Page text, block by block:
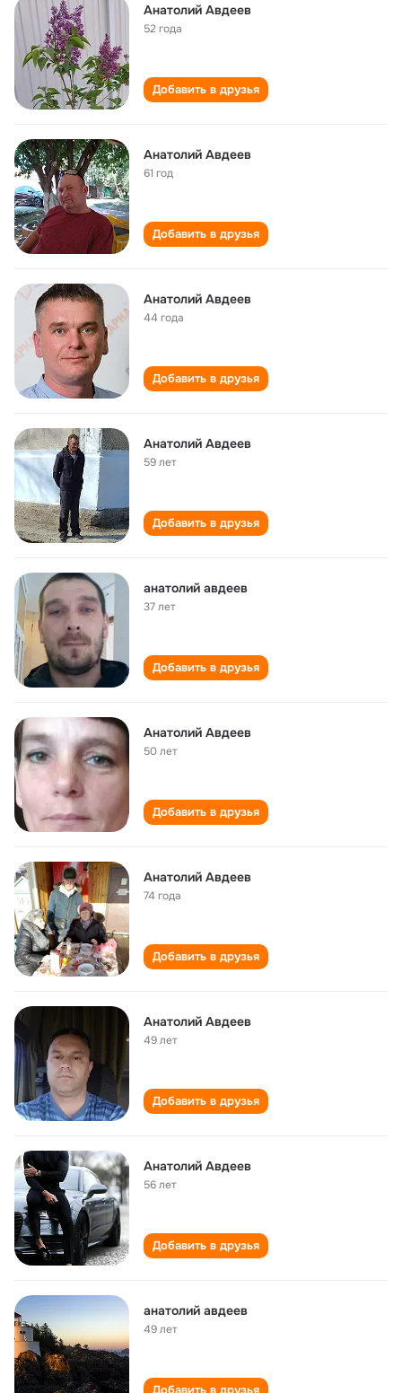
Анатолий Авдеев
52 года
Добавить в друзья
Анатолий Авдеев
61 год
Добавить в друзья
Анатолий Авдеев
44 года
Добавить в друзья
Анатолий Авдеев
59 лет
Добавить в друзья
анатолий авдеев
37 лет
Добавить в друзья
Анатолий Авдеев
50 лет
Добавить в друзья
Анатолий Авдеев
74 года
Добавить в друзья
Анатолий Авдеев
49 лет
Добавить в друзья
Анатолий Авдеев
56 лет
Добавить в друзья
анатолий авдеев
49 лет
Добавить в друзья